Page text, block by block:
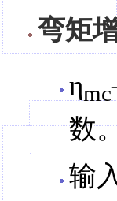
弯矩
ηmc
数
输